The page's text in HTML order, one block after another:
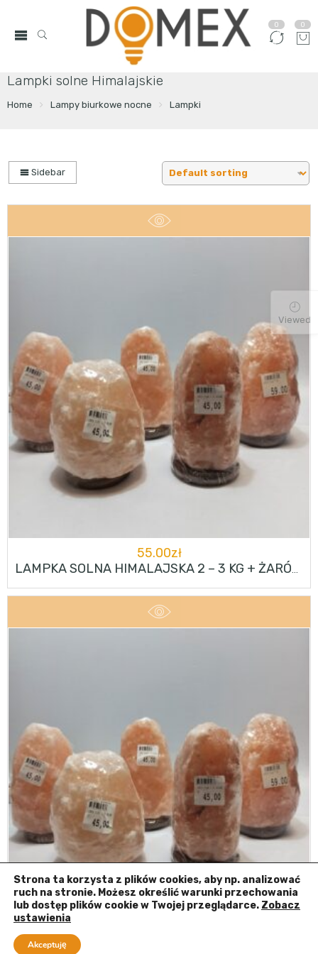
0 0
Lampki solne Himalajskie
Home Lampy biurkowe nocne Lampki
Sidebar
55.00zł
Viewed
Strona ta korzysta z plików cookies, aby np. analizować
ruch na stronie. Możesz określić warunki przechowania
lub dostęp plików cookie w Twojej przeglądarce. Zobacz
ustawienia
Akceptuję